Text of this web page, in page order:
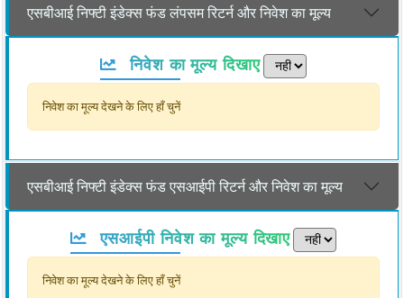
एसबीआई निफ्टी इंडेक्स फंड लंपसम रिटर्न और निवेश का मूल्य
निवेश का मूल्य दिखाए
निवेश का मूल्य देखने के लिए हाँ चुनें
एसबीआई निफ्टी इंडेक्स फंड एसआईपी रिटर्न और निवेश का मूल्य
एसआईपी निवेश का मूल्य दिखाए
निवेश का मूल्य देखने के लिए हाँ चुनें